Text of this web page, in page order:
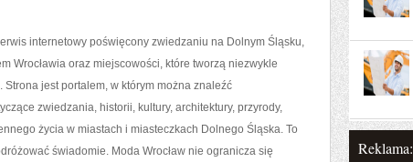
internetowy poświęcony zwiedzaniu na Dolnym Śląsku,
Wrocławia oraz miejscowości, które tworzą niezwykle
jest portalem, w którym można znaleźć
zwiedzania, historii, kultury, architektury, przyrody,
życia w miastach i miasteczkach Dolnego Śląska. To
świadomie. Moda Wrocław nie ogranicza się
Reklama: